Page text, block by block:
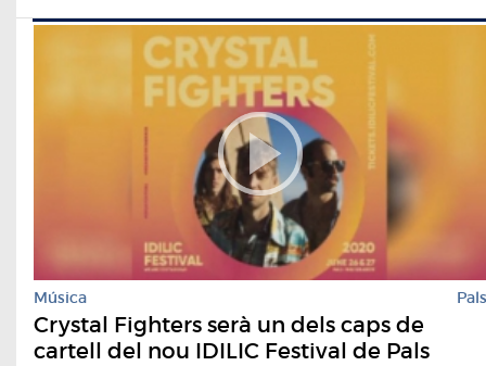
Música Pals
Crystal Fighters serà un dels caps de
cartell del nou IDILIC Festival de Pals